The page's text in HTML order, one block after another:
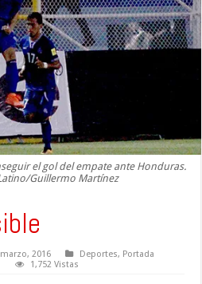
el gol del empate ante Honduras.
Guillermo Martínez
2016 Deportes, Portada
1,752 Vistas